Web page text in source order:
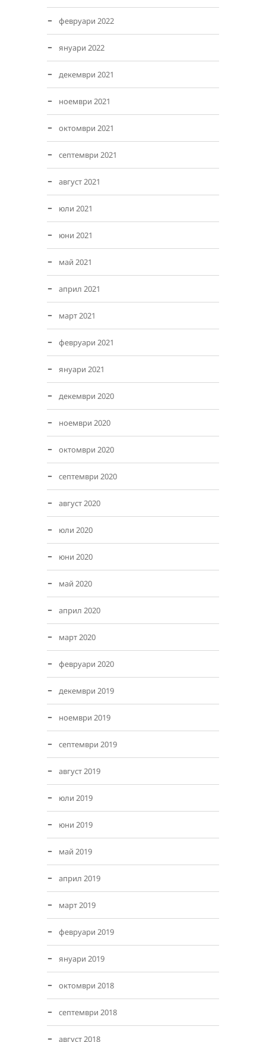
февруари 2022
януари 2022
декември 2021
ноември 2021
октомври 2021
септември 2021
август 2021
юли 2021
юни 2021
май 2021
април 2021
март 2021
февруари 2021
януари 2021
декември 2020
ноември 2020
октомври 2020
септември 2020
август 2020
юли 2020
юни 2020
май 2020
април 2020
март 2020
февруари 2020
декември 2019
ноември 2019
септември 2019
август 2019
юли 2019
юни 2019
май 2019
април 2019
март 2019
февруари 2019
януари 2019
октомври 2018
септември 2018
август 2018